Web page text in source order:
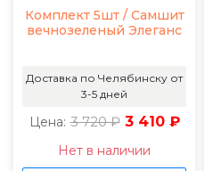
Комплект 5шт / Самшит
вечнозеленый Элеганс
Доставка по Челябинску от
3-5 дней
Цена: 3 720 ₽ 3 410 ₽
Нет в наличии